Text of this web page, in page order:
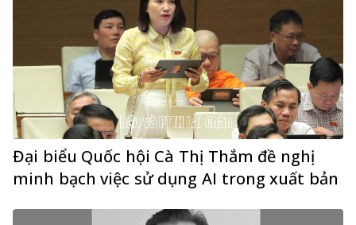
Đại biểu Quốc hội Cà Thị Thắm đề nghị
minh bạch việc sử dụng AI trong xuất bản